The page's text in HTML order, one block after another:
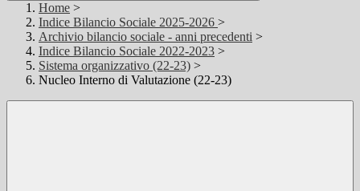
Home >
Indice Bilancio Sociale 2025-2026 >
Archivio bilancio sociale - anni precedenti >
Indice Bilancio Sociale 2022-2023 >
Sistema organizzativo (22-23) >
Nucleo Interno di Valutazione (22-23)